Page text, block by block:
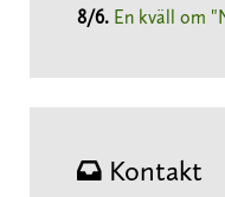
8/6. En kväll om
Kontakt